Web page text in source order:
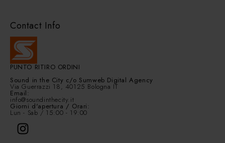
Contact Info
PUNTO RITIRO ORDINI
Sound in the City c/o Sumweb Digital Agency
Via Guerrazzi 18, 40125 Bologna IT
Email:
info@soundinthecity.it
Giorni d'apertura / Orari:
Lun - Sab / 15:00 - 19:00